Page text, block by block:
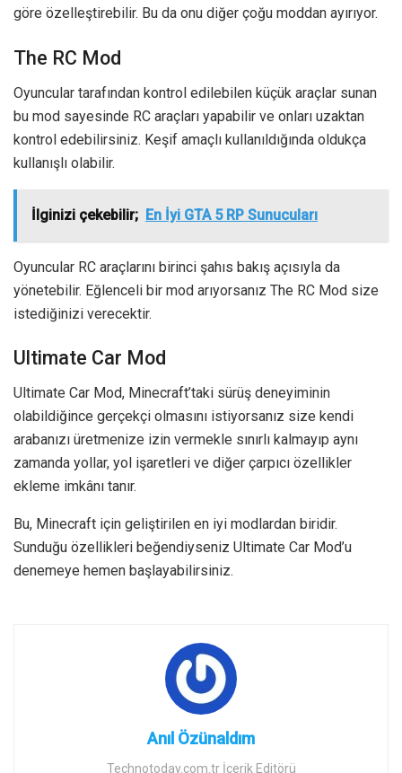
göre özelleştirebilir. Bu da onu diğer çoğu moddan ayırıyor.
The RC Mod
Oyuncular tarafından kontrol edilebilen küçük araçlar sunan
bu mod sayesinde RC araçları yapabilir ve onları uzaktan
kontrol edebilirsiniz. Keşif amaçlı kullanıldığında oldukça
kullanışlı olabilir.
İlginizi çekebilir; En İyi GTA 5 RP Sunucuları
Oyuncular RC araçlarını birinci şahıs bakış açısıyla da
yönetebilir. Eğlenceli bir mod arıyorsanız The RC Mod size
istediğinizi verecektir.
Ultimate Car Mod
Ultimate Car Mod, Minecraft’taki sürüş deneyiminin
olabildiğince gerçekçi olmasını istiyorsanız size kendi
arabanızı üretmenize izin vermekle sınırlı kalmayıp aynı
zamanda yollar, yol işaretleri ve diğer çarpıcı özellikler
ekleme imkânı tanır.
Bu, Minecraft için geliştirilen en iyi modlardan biridir.
Sunduğu özellikleri beğendiyseniz Ultimate Car Mod’u
denemeye hemen başlayabilirsiniz.
Anıl Özünaldım
Technotoday.com.tr İçerik Editörü